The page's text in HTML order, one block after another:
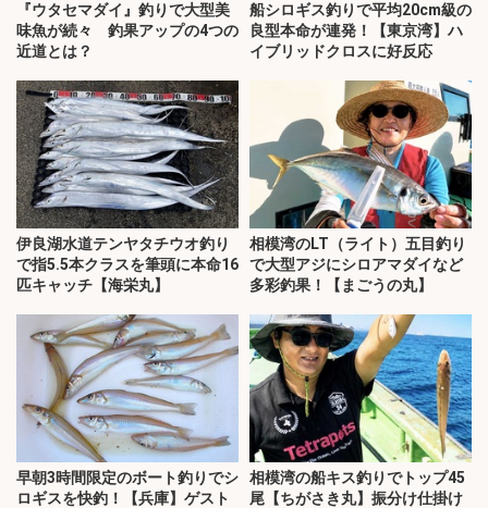
『ウタセマダイ』釣りで大型美
味魚が続々 釣果アップの4つの
近道とは？
船シロギス釣りで平均20cm級の
良型本命が連発！【東京湾】ハ
イブリッドクロスに好反応
伊良湖水道テンヤタチウオ釣り
で指5.5本クラスを筆頭に本命16
匹キャッチ【海栄丸】
相模湾のLT（ライト）五目釣り
で大型アジにシロアマダイなど
多彩釣果！【まごうの丸】
早朝3時間限定のボート釣りでシ
ロギスを快釣！【兵庫】ゲスト
相模湾の船キス釣りでトップ45
尾【ちがさき丸】振分け仕掛け